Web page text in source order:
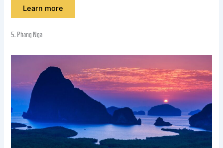
Learn more
5. Phang Nga